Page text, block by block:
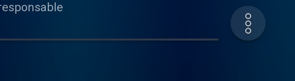
et plus responsable